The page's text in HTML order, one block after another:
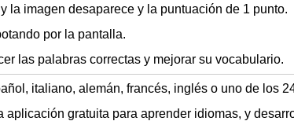
la imagen desaparece y la puntuación de 1 punto.
por la pantalla.
las palabras correctas y mejorar su vocabulario.
italiano, alemán, francés, inglés o uno de los
aplicación gratuita para aprender idiomas, y